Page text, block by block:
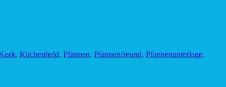
, Küchenheld, Pfannen, Pfannenfreund, Pfannenunterlage,